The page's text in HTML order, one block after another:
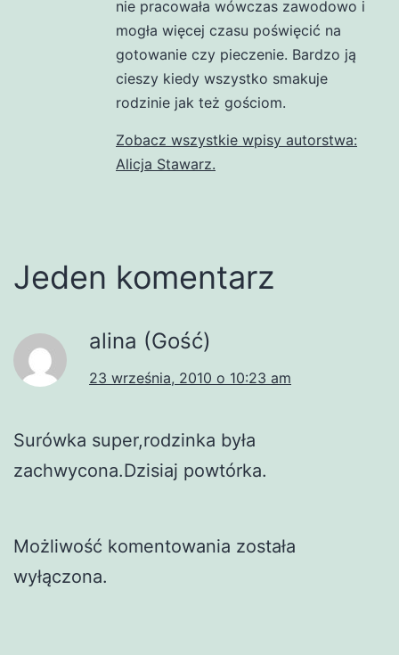
nie pracowała wówczas zawodowo i
mogła więcej czasu poświęcić na
gotowanie czy pieczenie. Bardzo ją
cieszy kiedy wszystko smakuje
rodzinie jak też gościom.
Zobacz wszystkie wpisy autorstwa:
Alicja Stawarz.
Jeden komentarz
alina (Gość)
23 września, 2010 o 10:23 am
Surówka super,rodzinka była
zachwycona.Dzisiaj powtórka.
Możliwość komentowania została
wyłączona.